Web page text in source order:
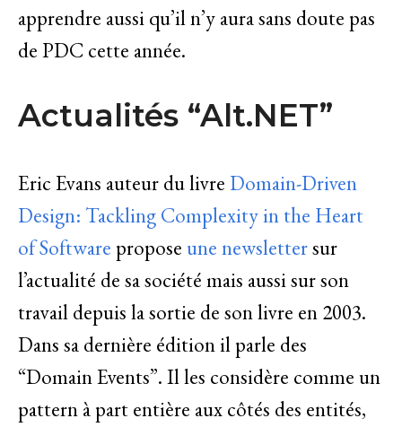
apprendre aussi qu’il n’y aura sans doute pas
de PDC cette année.
Actualités “Alt.NET”
Eric Evans auteur du livre Domain-Driven
Design: Tackling Complexity in the Heart
of Software propose une newslettersur
l’actualité de sa société mais aussi sur son
travail depuis la sortie de son livre en 2003.
Dans sa dernière édition il parle des
“Domain Events”. Il les considère comme un
pattern à part entière aux côtés des entités,